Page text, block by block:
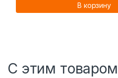
В корзину
С этим